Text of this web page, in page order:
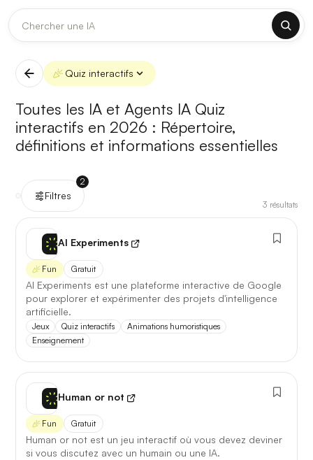
✕
DERNIÈRES MISES À JOUR MODÈLES
Claude Midjourney
[TEST] Claude Opus 4.8 : ce qui change
5 août 2026
Anthropic met à jour Claude Opus le 2 août 2026. Cette
réponses longues et la vitesse de première réponse.
Ce qui change
Contexte étendu— les documents longs sont traités
d’un seul tenant, sans découpage manuel.
Réponses longues
textes de plusieurs milliers de mots.
Première réponse
courtes.
Comparatif avec la version
précédente
Opus 4.6 → Opus 4.8
Note globale 88,1 / 100
Quiz interactifs
Toutes les IA et Agents IA Quiz
interactifs en 2026 : Répertoire,
définitions et informations essentielles
3 résultats
Filtres
2
AI Experiments
Fun Gratuit
AI Experiments est une plateforme interactive de Google
pour explorer et expérimenter des projets d'intelligence
artificielle.
Jeux Quiz interactifs
Animations humoristiques
Enseignement
Human or not
Fun Gratuit
Human or not est un jeu interactif où vous devez deviner
si vous discutez avec un humain ou une IA.